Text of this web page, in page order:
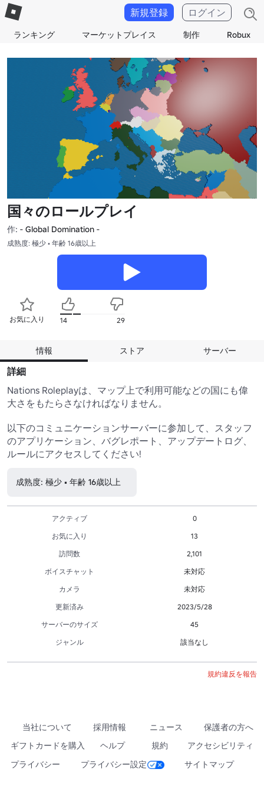
ランキング マーケットプレイス 制作 Robux
新規登録 ログイン
国々のロールプレイ
作: - Global Domination -
成熟度: 極少 • 年齢 16歳以上
お気に入り 14 29
情報 ストア サーバー
詳細
Nations Roleplayは、マップ上で利用可能などの国にも偉
大さをもたらさなければなりません。
以下のコミュニケーションサーバーに参加して、スタッフ
のアプリケーション、バグレポート、アップデートログ、
ルールにアクセスしてください!
成熟度: 極少 • 年齢 16歳以上
アクティブ
0
お気に入り
13
訪問数
2,101
ボイスチャット
未対応
カメラ
未対応
更新済み
2023/5/28
サーバーのサイズ
45
ジャンル
該当なし
規約違反を報告
当社について 採用情報 ニュース
保護者の方へ
ギフトカードを購入
ヘルプ 規約
アクセシビリティ
プライバシー
プライバシー設定 サイトマップ